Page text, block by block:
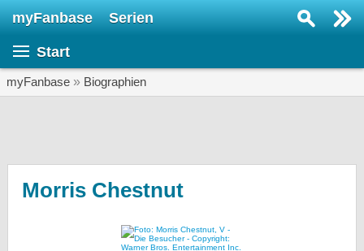
myFanbase Serien
Start
myFanbase » Biographien
Morris Chestnut
KULTUR